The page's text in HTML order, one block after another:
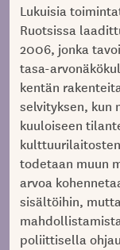
Lukuisia
Ruotsissa
2006, jonka
tasa-
kentän
selvityksen, kun
kuuloiseen
todetaan muun
arvoa
sisältöihin,
poliittisella